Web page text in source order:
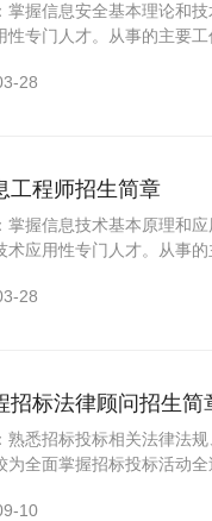
掌握信息安全基本理论和
性专门人才。从事的主要工
28
工程师招生简章
掌握信息技术基本原理和
术应用性专门人才。从事
28
招标法律顾问招生简
熟悉招标投标相关法律法
为全面掌握招标投标活动
10